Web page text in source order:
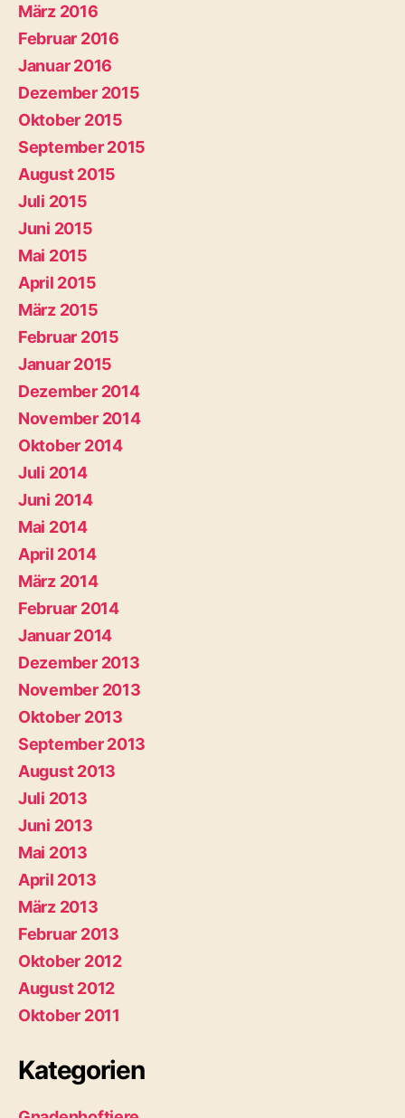
März 2016
Februar 2016
Januar 2016
Dezember 2015
Oktober 2015
September 2015
August 2015
Juli 2015
Juni 2015
Mai 2015
April 2015
März 2015
Februar 2015
Januar 2015
Dezember 2014
November 2014
Oktober 2014
Juli 2014
Juni 2014
Mai 2014
April 2014
März 2014
Februar 2014
Januar 2014
Dezember 2013
November 2013
Oktober 2013
September 2013
August 2013
Juli 2013
Juni 2013
Mai 2013
April 2013
März 2013
Februar 2013
Oktober 2012
August 2012
Oktober 2011
Kategorien